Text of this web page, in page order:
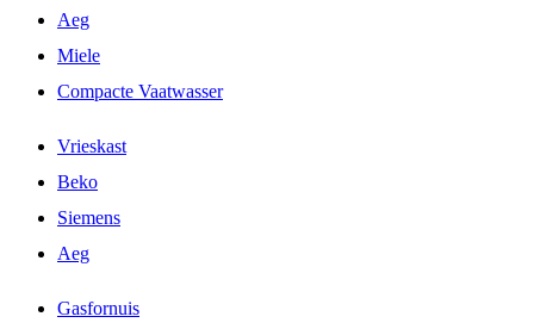
Aeg
Miele
Compacte Vaatwasser
Vrieskast
Beko
Siemens
Aeg
Gasfornuis